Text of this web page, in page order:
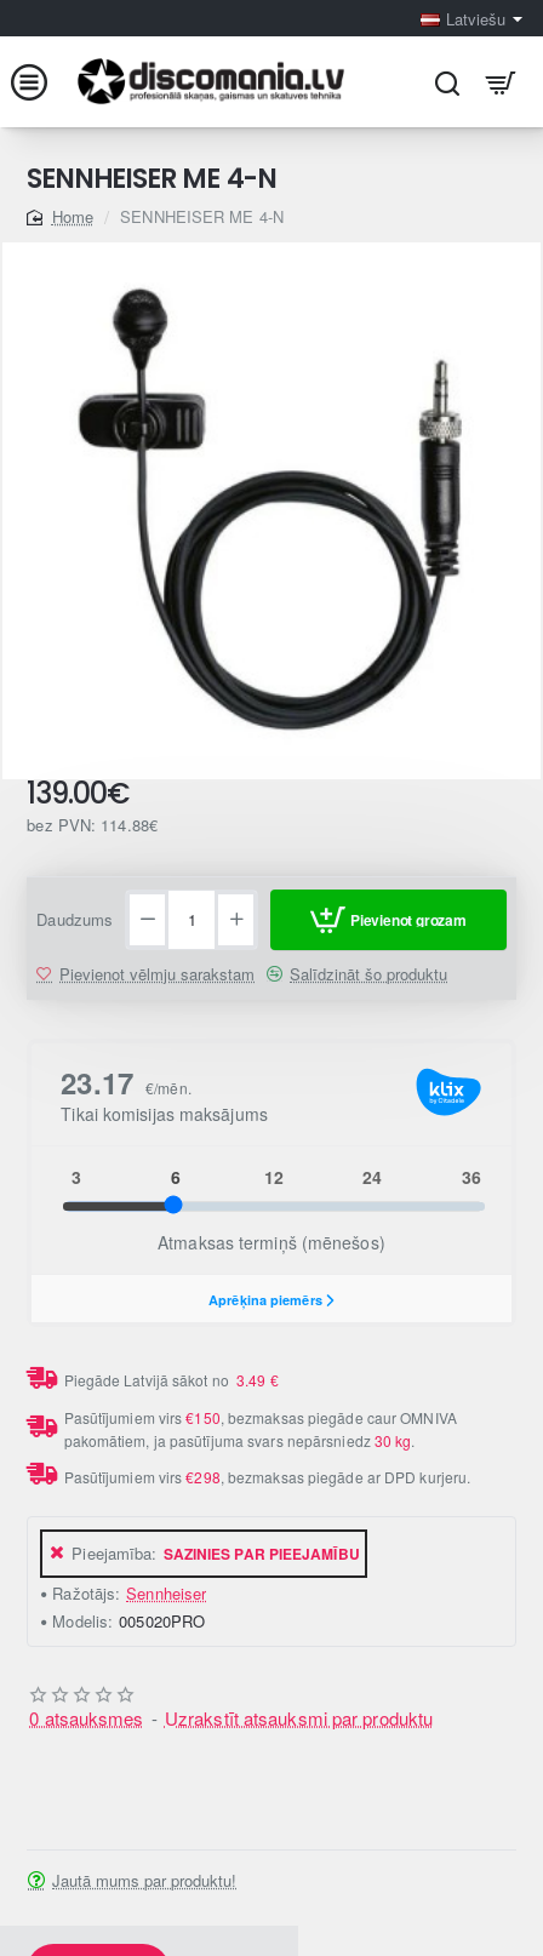
Latviešu
SENNHEISER ME 4-N
home
SENNHEISER ME 4-N
Pieejamība: SAZINIES PAR PIEEJAMĪBU
Ražotājs: Sennheiser
Modelis: 005020PRO
0 atsauksmes - Uzrakstīt atsauksmi par produktu
139.00€
bez PVN: 114.88€
Daudzums Pievienot grozam
Pievienot vēlmju sarakstam Salīdzināt šo produktu
Piegāde Latvijā sākot no3.49 €
Pasūtījumiem virs€150, bezmaksas piegāde caur OMNIVA
pakomātiem, ja pasūtījuma svars nepārsniedz30 kg.
Pasūtījumiem virs€298, bezmaksas piegāde ar DPD kurjeru.
Jautā mums par produktu!